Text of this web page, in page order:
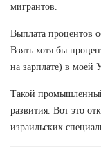
мигрантов.
Выплата процентов
Взять хотя бы
на зарплате) в моей
Такой
развития. Вот это
израильских